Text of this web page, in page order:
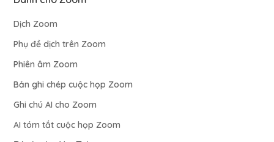
Dịch Zoom
Phụ đề dịch trên Zoom
Phiên âm Zoom
Bản ghi chép cuộc họp Zoom
Ghi chú AI cho Zoom
AI tóm tắt cuộc họp Zoom